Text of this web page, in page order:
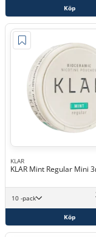
Köp
KLAR
KLAR Mint Regular Mini
10 -pack
Köp